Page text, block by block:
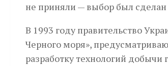
не приняли — выбор был
В 1993 году правительство
Черного моря»,
разработку технологий